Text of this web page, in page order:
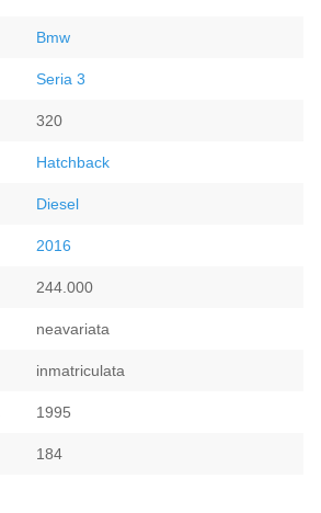
Bmw
Seria 3
320
Hatchback
Diesel
2016
244.000
neavariata
inmatriculata
1995
184